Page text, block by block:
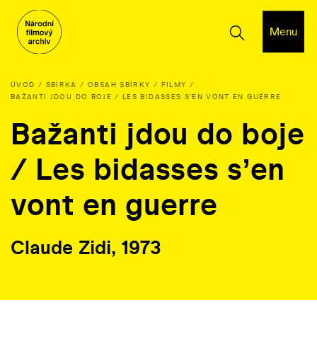
Menu
ÚVOD SBÍRKA OBSAH SBÍRKY
FILMY
BAŽANTI JDOU DO BOJE / LES BIDASSES SʼEN VONT EN GUERRE
Bažanti jdou do boje
/ Les bidasses sʼen
vont en guerre
Claude Zidi, 1973